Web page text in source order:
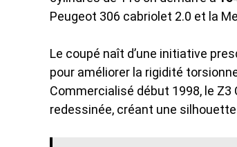
Peugeot 306 cabriolet 2.0 et la
Le coupé naît d’une initiative
pour améliorer la rigidité
Commercialisé début 1998, le
redessinée, créant une